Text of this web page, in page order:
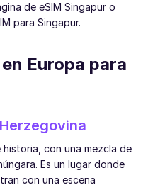
de eSIM Singapur o
para Singapur.
Europa para
con una mezcla de
Es un lugar donde
con una escena